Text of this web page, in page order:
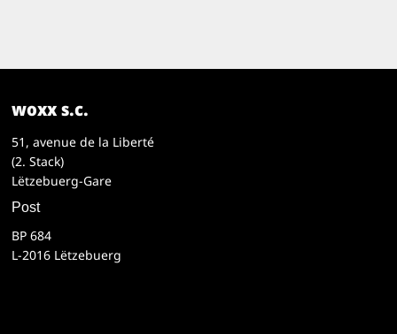
woxx s.c.
51, avenue de la Liberté
(2. Stack)
Lëtzebuerg-Gare
Post
BP 684
L-2016 Lëtzebuerg